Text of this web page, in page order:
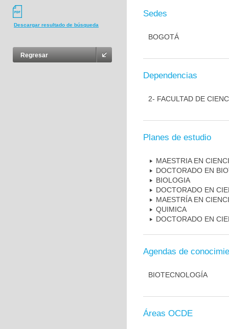
Descargar resultado de búsqueda
Regresar
Sedes
BOGOTÁ
Dependencias
2- FACULTAD DE
Planes de estudio
MAESTRIA EN
DOCTORADO EN
BIOLOGIA
DOCTORADO EN
MAESTRÍA EN
QUIMICA
DOCTORADO EN
Agendas de
BIOTECNOLOGÍA
Áreas OCDE